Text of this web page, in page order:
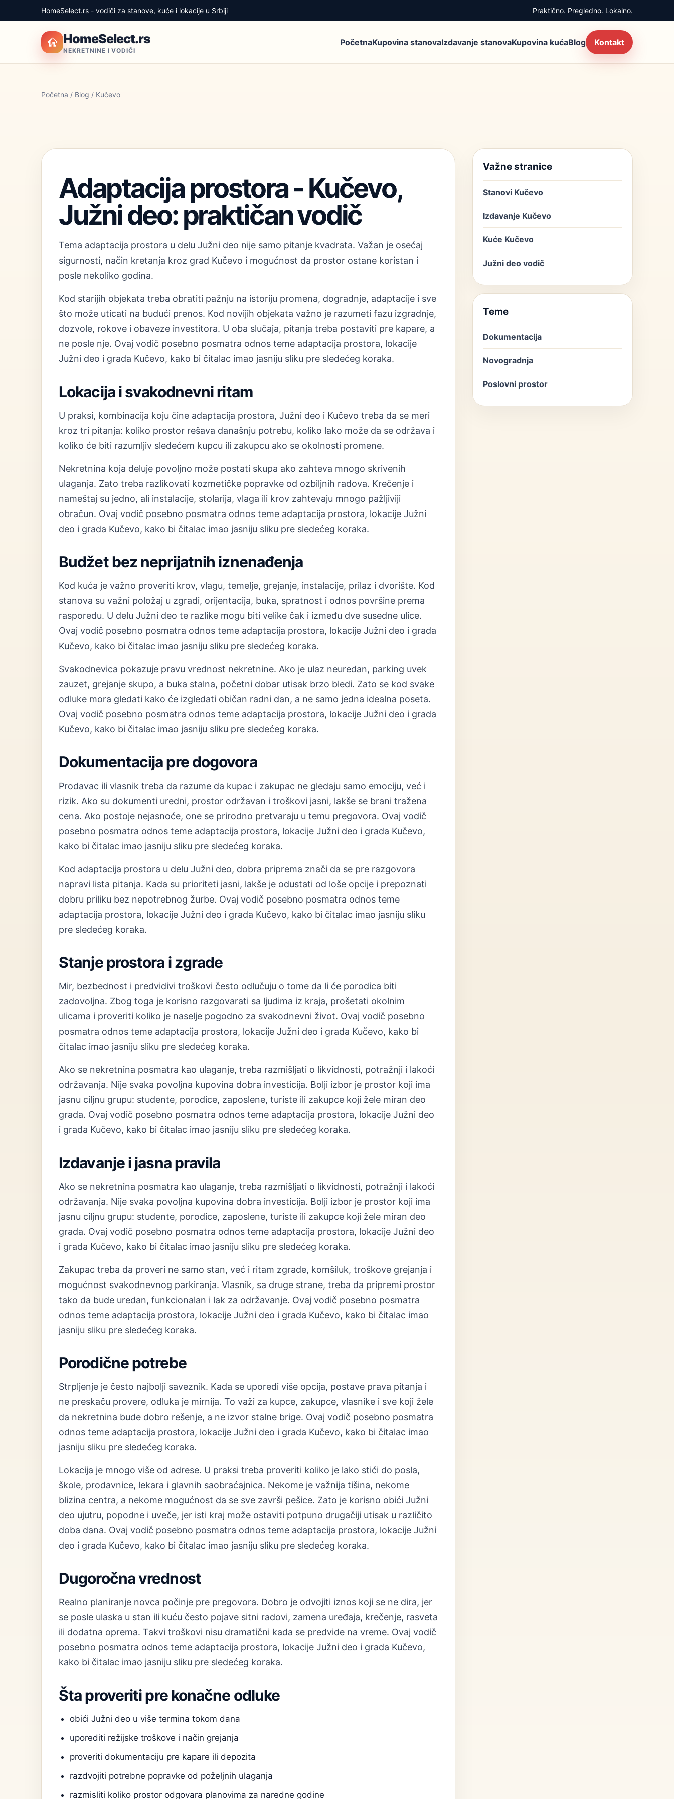
HomeSelect.rs - vodiči za stanove, kuće i lokacije u Srbiji Praktično. Pregledno. Lokalno.
HomeSelect.rs
NEKRETNINE I VODIČI
PočetnaKupovina stanovaIzdavanje stanovaKupovina kućaBlog Kontakt
Početna / Blog / Kučevo
Adaptacija prostora - Kučevo,
Južni deo: praktičan vodič
Tema adaptacija prostora u delu Južni deo nije samo pitanje kvadrata. Važan je osećaj
sigurnosti, način kretanja kroz grad Kučevo i mogućnost da prostor ostane koristan i
posle nekoliko godina.
Kod starijih objekata treba obratiti pažnju na istoriju promena, dogradnje, adaptacije i sve
što može uticati na budući prenos. Kod novijih objekata važno je razumeti fazu izgradnje,
dozvole, rokove i obaveze investitora. U oba slučaja, pitanja treba postaviti pre kapare, a
ne posle nje. Ovaj vodič posebno posmatra odnos teme adaptacija prostora, lokacije
Južni deo i grada Kučevo, kako bi čitalac imao jasniju sliku pre sledećeg koraka.
Lokacija i svakodnevni ritam
U praksi, kombinacija koju čine adaptacija prostora, Južni deo i Kučevo treba da se meri
kroz tri pitanja: koliko prostor rešava današnju potrebu, koliko lako može da se održava i
koliko će biti razumljiv sledećem kupcu ili zakupcu ako se okolnosti promene.
Nekretnina koja deluje povoljno može postati skupa ako zahteva mnogo skrivenih
ulaganja. Zato treba razlikovati kozmetičke popravke od ozbiljnih radova. Krečenje i
nameštaj su jedno, ali instalacije, stolarija, vlaga ili krov zahtevaju mnogo pažljiviji
obračun. Ovaj vodič posebno posmatra odnos teme adaptacija prostora, lokacije Južni
deo i grada Kučevo, kako bi čitalac imao jasniju sliku pre sledećeg koraka.
Budžet bez neprijatnih iznenađenja
Kod kuća je važno proveriti krov, vlagu, temelje, grejanje, instalacije, prilaz i dvorište. Kod
stanova su važni položaj u zgradi, orijentacija, buka, spratnost i odnos površine prema
rasporedu. U delu Južni deo te razlike mogu biti velike čak i između dve susedne ulice.
Ovaj vodič posebno posmatra odnos teme adaptacija prostora, lokacije Južni deo i grada
Kučevo, kako bi čitalac imao jasniju sliku pre sledećeg koraka.
Svakodnevica pokazuje pravu vrednost nekretnine. Ako je ulaz neuredan, parking uvek
zauzet, grejanje skupo, a buka stalna, početni dobar utisak brzo bledi. Zato se kod svake
odluke mora gledati kako će izgledati običan radni dan, a ne samo jedna idealna poseta.
Ovaj vodič posebno posmatra odnos teme adaptacija prostora, lokacije Južni deo i grada
Kučevo, kako bi čitalac imao jasniju sliku pre sledećeg koraka.
Dokumentacija pre dogovora
Prodavac ili vlasnik treba da razume da kupac i zakupac ne gledaju samo emociju, već i
rizik. Ako su dokumenti uredni, prostor održavan i troškovi jasni, lakše se brani tražena
cena. Ako postoje nejasnoće, one se prirodno pretvaraju u temu pregovora. Ovaj vodič
posebno posmatra odnos teme adaptacija prostora, lokacije Južni deo i grada Kučevo,
kako bi čitalac imao jasniju sliku pre sledećeg koraka.
Kod adaptacija prostora u delu Južni deo, dobra priprema znači da se pre razgovora
napravi lista pitanja. Kada su prioriteti jasni, lakše je odustati od loše opcije i prepoznati
dobru priliku bez nepotrebnog žurbe. Ovaj vodič posebno posmatra odnos teme
adaptacija prostora, lokacije Južni deo i grada Kučevo, kako bi čitalac imao jasniju sliku
pre sledećeg koraka.
Stanje prostora i zgrade
Mir, bezbednost i predvidivi troškovi često odlučuju o tome da li će porodica biti
zadovoljna. Zbog toga je korisno razgovarati sa ljudima iz kraja, prošetati okolnim
ulicama i proveriti koliko je naselje pogodno za svakodnevni život. Ovaj vodič posebno
posmatra odnos teme adaptacija prostora, lokacije Južni deo i grada Kučevo, kako bi
čitalac imao jasniju sliku pre sledećeg koraka.
Ako se nekretnina posmatra kao ulaganje, treba razmišljati o likvidnosti, potražnji i lakoći
održavanja. Nije svaka povoljna kupovina dobra investicija. Bolji izbor je prostor koji ima
jasnu ciljnu grupu: studente, porodice, zaposlene, turiste ili zakupce koji žele miran deo
grada. Ovaj vodič posebno posmatra odnos teme adaptacija prostora, lokacije Južni deo
i grada Kučevo, kako bi čitalac imao jasniju sliku pre sledećeg koraka.
Izdavanje i jasna pravila
Ako se nekretnina posmatra kao ulaganje, treba razmišljati o likvidnosti, potražnji i lakoći
održavanja. Nije svaka povoljna kupovina dobra investicija. Bolji izbor je prostor koji ima
jasnu ciljnu grupu: studente, porodice, zaposlene, turiste ili zakupce koji žele miran deo
grada. Ovaj vodič posebno posmatra odnos teme adaptacija prostora, lokacije Južni deo
i grada Kučevo, kako bi čitalac imao jasniju sliku pre sledećeg koraka.
Zakupac treba da proveri ne samo stan, već i ritam zgrade, komšiluk, troškove grejanja i
mogućnost svakodnevnog parkiranja. Vlasnik, sa druge strane, treba da pripremi prostor
tako da bude uredan, funkcionalan i lak za održavanje. Ovaj vodič posebno posmatra
odnos teme adaptacija prostora, lokacije Južni deo i grada Kučevo, kako bi čitalac imao
jasniju sliku pre sledećeg koraka.
Porodične potrebe
Strpljenje je često najbolji saveznik. Kada se uporedi više opcija, postave prava pitanja i
ne preskaču provere, odluka je mirnija. To važi za kupce, zakupce, vlasnike i sve koji žele
da nekretnina bude dobro rešenje, a ne izvor stalne brige. Ovaj vodič posebno posmatra
odnos teme adaptacija prostora, lokacije Južni deo i grada Kučevo, kako bi čitalac imao
jasniju sliku pre sledećeg koraka.
Lokacija je mnogo više od adrese. U praksi treba proveriti koliko je lako stići do posla,
škole, prodavnice, lekara i glavnih saobraćajnica. Nekome je važnija tišina, nekome
blizina centra, a nekome mogućnost da se sve završi pešice. Zato je korisno obići Južni
deo ujutru, popodne i uveče, jer isti kraj može ostaviti potpuno drugačiji utisak u različito
doba dana. Ovaj vodič posebno posmatra odnos teme adaptacija prostora, lokacije Južni
deo i grada Kučevo, kako bi čitalac imao jasniju sliku pre sledećeg koraka.
Dugoročna vrednost
Realno planiranje novca počinje pre pregovora. Dobro je odvojiti iznos koji se ne dira, jer
se posle ulaska u stan ili kuću često pojave sitni radovi, zamena uređaja, krečenje, rasveta
ili dodatna oprema. Takvi troškovi nisu dramatični kada se predvide na vreme. Ovaj vodič
posebno posmatra odnos teme adaptacija prostora, lokacije Južni deo i grada Kučevo,
kako bi čitalac imao jasniju sliku pre sledećeg koraka.
Šta proveriti pre konačne odluke
obići Južni deo u više termina tokom dana
uporediti režijske troškove i način grejanja
proveriti dokumentaciju pre kapare ili depozita
razdvojiti potrebne popravke od poželjnih ulaganja
razmisliti koliko prostor odgovara planovima za naredne godine
Važne stranice
Stanovi Kučevo
Izdavanje Kučevo
Kuće Kučevo
Južni deo vodič
Teme
Dokumentacija
Novogradnja
Poslovni prostor